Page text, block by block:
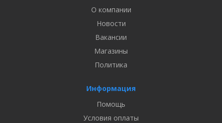
О компании
Новости
Вакансии
Магазины
Политика
Информация
Помощь
Условия оплаты